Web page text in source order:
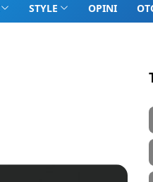
STYLE OPINI